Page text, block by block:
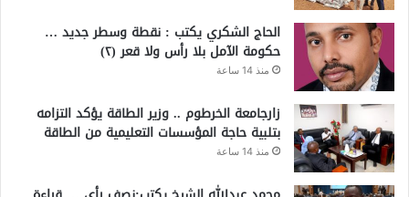
الحاج الشكري يكتب : نقطة وسطر جديد …
حكومة الآمل بلا رأس ولا قعر (٢)
منذ 14 ساعة
زارجامعة الخرطوم .. وزير الطاقة يؤكد التزامه
بتلبية حاجة المؤسسات التعليمية من الطاقة
منذ 14 ساعة